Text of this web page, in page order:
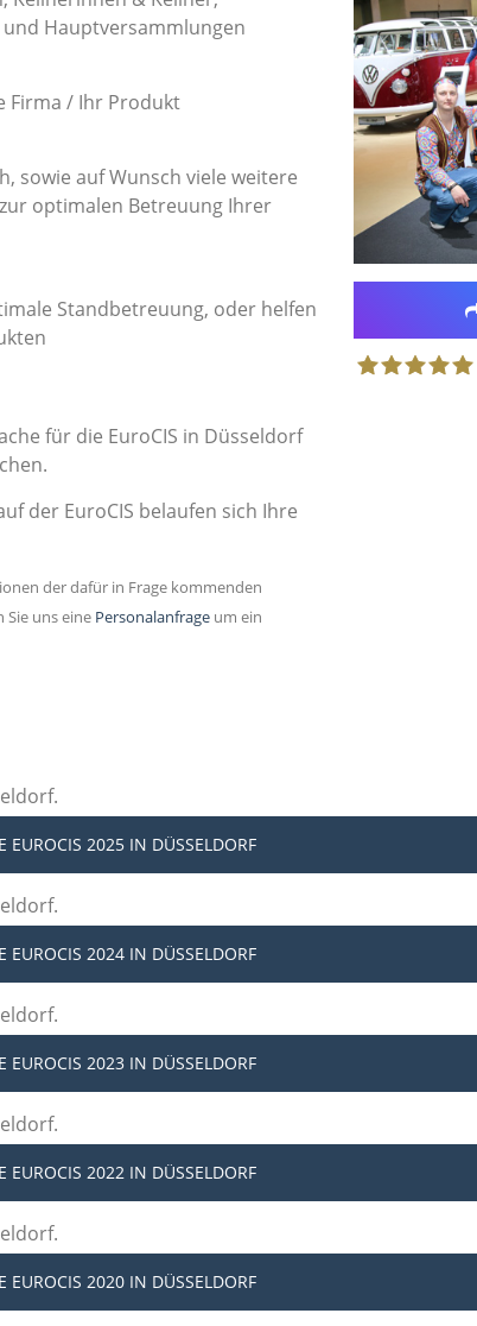
Hauptversammlungen
Firma / Ihr Produkt
sowie auf Wunsch viele weitere
optimalen Betreuung Ihrer
Standbetreuung, oder helfen
für die EuroCIS in Düsseldorf
der EuroCIS belaufen sich Ihre
der dafür in Frage kommenden
Sie uns eine Personalanfrage um ein
EUROCIS 2025 IN DÜSSELDORF
EUROCIS 2024 IN DÜSSELDORF
EUROCIS 2023 IN DÜSSELDORF
EUROCIS 2022 IN DÜSSELDORF
EUROCIS 2020 IN DÜSSELDORF